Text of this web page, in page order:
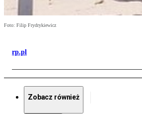
Foto: Filip Frydrykiewicz
rp.pl
Zobacz również